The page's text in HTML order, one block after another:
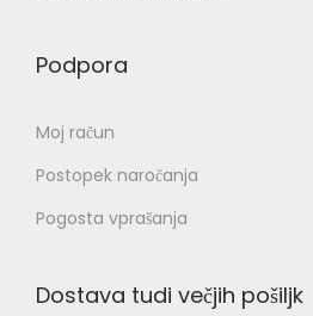
Podpora
Moj račun
Postopek naročanja
Pogosta vprašanja
Dostava tudi večjih pošiljk